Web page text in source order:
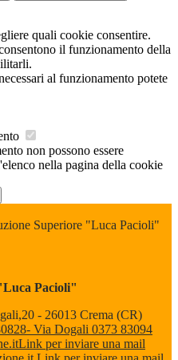
quali cookie consentire.
il funzionamento della
al funzionamento potete
non possono essere
nella pagina della cookie
Superiore "Luca Pacioli"
Pacioli"
- 26013 Crema (CR)
Via Dogali 0373 83094
Link per inviare una mail